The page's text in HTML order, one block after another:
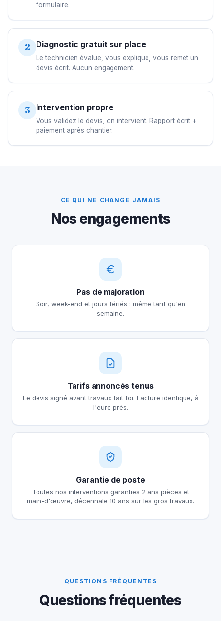
formulaire.
2 Diagnostic gratuit sur place
Le technicien évalue, vous explique, vous remet un
devis écrit. Aucun engagement.
3 Intervention propre
Vous validez le devis, on intervient. Rapport écrit +
paiement après chantier.
CE QUI NE CHANGE JAMAIS
Nos engagements
Pas de majoration
Soir, week-end et jours fériés : même tarif qu'en
semaine.
Tarifs annoncés tenus
Le devis signé avant travaux fait foi. Facture identique, à
l'euro près.
Garantie de poste
Toutes nos interventions garanties 2 ans pièces et
main-d'œuvre, décennale 10 ans sur les gros travaux.
QUESTIONS FRÉQUENTES
Questions fréquentes